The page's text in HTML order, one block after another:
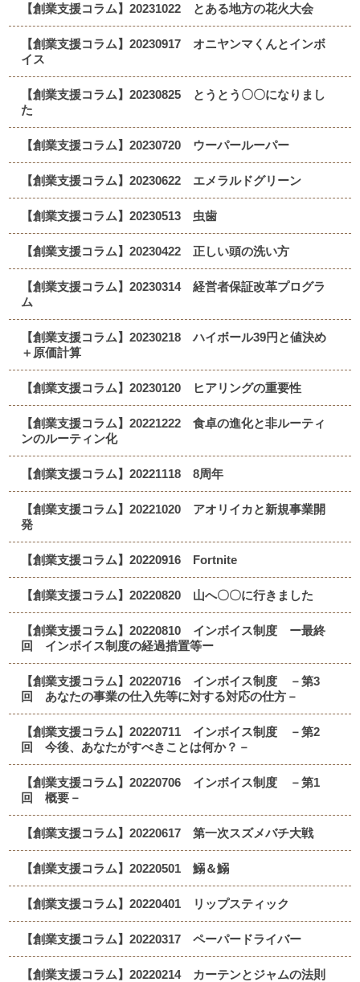
【創業支援コラム】20231022 とある地方の花火大会
【創業支援コラム】20230917 オニヤンマくんとインボ
イス
【創業支援コラム】20230825 とうとう〇〇になりまし
た
【創業支援コラム】20230720 ウーパールーパー
【創業支援コラム】20230622 エメラルドグリーン
【創業支援コラム】20230513 虫歯
【創業支援コラム】20230422 正しい頭の洗い方
【創業支援コラム】20230314 経営者保証改革プログラ
ム
【創業支援コラム】20230218 ハイボール39円と値決め
＋原価計算
【創業支援コラム】20230120 ヒアリングの重要性
【創業支援コラム】20221222 食卓の進化と非ルーティ
ンのルーティン化
【創業支援コラム】20221118 8周年
【創業支援コラム】20221020 アオリイカと新規事業開
発
【創業支援コラム】20220916 Fortnite
【創業支援コラム】20220820 山へ〇〇に行きました
【創業支援コラム】20220810 インボイス制度 ー最終
回 インボイス制度の経過措置等ー
【創業支援コラム】20220716 インボイス制度 －第3
回 あなたの事業の仕入先等に対する対応の仕方－
【創業支援コラム】20220711 インボイス制度 －第2
回 今後、あなたがすべきことは何か？－
【創業支援コラム】20220706 インボイス制度 －第1
回 概要－
【創業支援コラム】20220617 第一次スズメバチ大戦
【創業支援コラム】20220501 鰯＆鰯
【創業支援コラム】20220401 リップスティック
【創業支援コラム】20220317 ペーパードライバー
【創業支援コラム】20220214 カーテンとジャムの法則